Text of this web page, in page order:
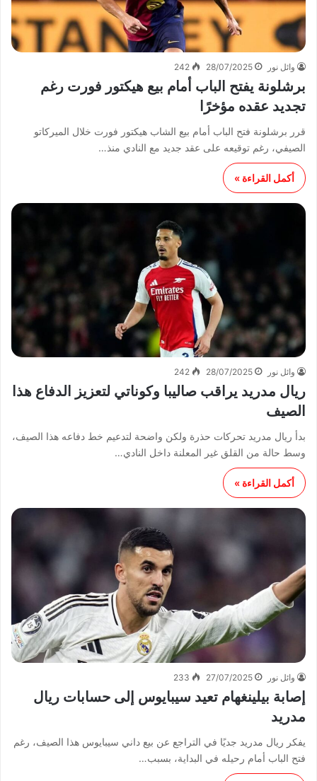
وائل نور 28/07/2025
242
برشلونة يفتح الباب أمام بيع هيكتور فورت رغم
تجديد عقده مؤخرًا
قرر برشلونة فتح الباب أمام بيع الشاب هيكتور فورت خلال الميركاتو
الصيفي، رغم توقيعه على عقد جديد مع النادي منذ…
أكمل القراءة »
وائل نور 28/07/2025
242
ريال مدريد يراقب صاليبا وكوناتي لتعزيز الدفاع هذا
الصيف
بدأ ريال مدريد تحركات حذرة ولكن واضحة لتدعيم خط دفاعه هذا الصيف،
وسط حالة من القلق غير المعلنة داخل النادي…
أكمل القراءة »
وائل نور 27/07/2025
233
إصابة بيلينغهام تعيد سيبايوس إلى حسابات ريال
مدريد
يفكر ريال مدريد جديًا في التراجع عن بيع داني سيبايوس هذا الصيف، رغم
فتح الباب أمام رحيله في البداية، بسبب…